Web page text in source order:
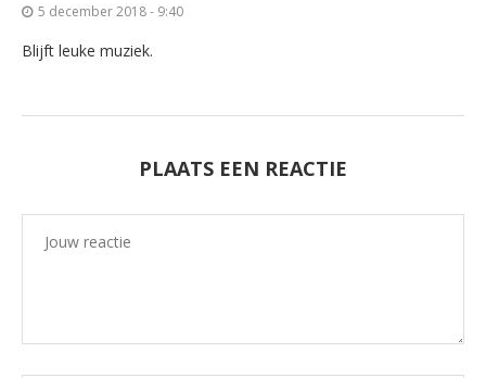
5 december 2018 - 9:40
Blijft leuke muziek.
PLAATS EEN REACTIE